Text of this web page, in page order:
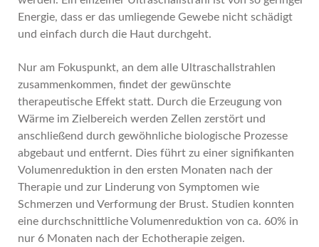
Energie, dass er das umliegende Gewebe nicht schädigt
und einfach durch die Haut durchgeht.
Nur am Fokuspunkt, an dem alle Ultraschallstrahlen
zusammenkommen, findet der gewünschte
therapeutische Effekt statt. Durch die Erzeugung von
Wärme im Zielbereich werden Zellen zerstört und
anschließend durch gewöhnliche biologische Prozesse
abgebaut und entfernt. Dies führt zu einer signifikanten
Volumenreduktion in den ersten Monaten nach der
Therapie und zur Linderung von Symptomen wie
Schmerzen und Verformung der Brust. Studien konnten
eine durchschnittliche Volumenreduktion von ca. 60% in
nur 6 Monaten nach der Echotherapie zeigen.